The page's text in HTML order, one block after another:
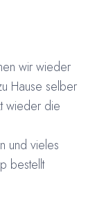
wir wieder
Hause selber
wieder die
und vieles
bestellt